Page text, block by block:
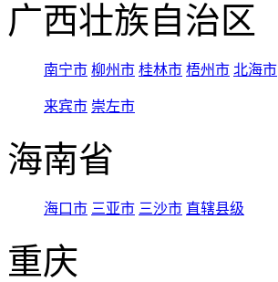
广西壮族自治区
南宁市 柳州市 桂林市 梧州市 北海市
来宾市 崇左市
海南省
海口市 三亚市 三沙市 直辖县级
重庆